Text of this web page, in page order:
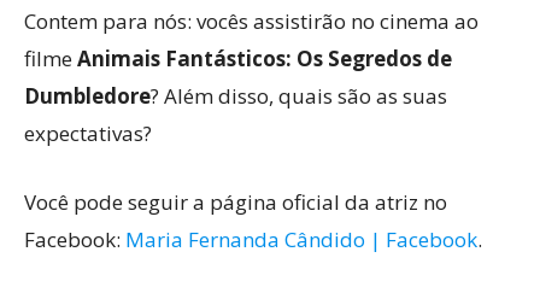
Contem para nós: vocês assistirão no cinema ao
filmeAnimais Fantásticos: Os Segredos de
Dumbledore? Além disso, quais são as suas
expectativas?
Você pode seguir a página oficial da atriz no
Facebook: Maria Fernanda Cândido | Facebook.